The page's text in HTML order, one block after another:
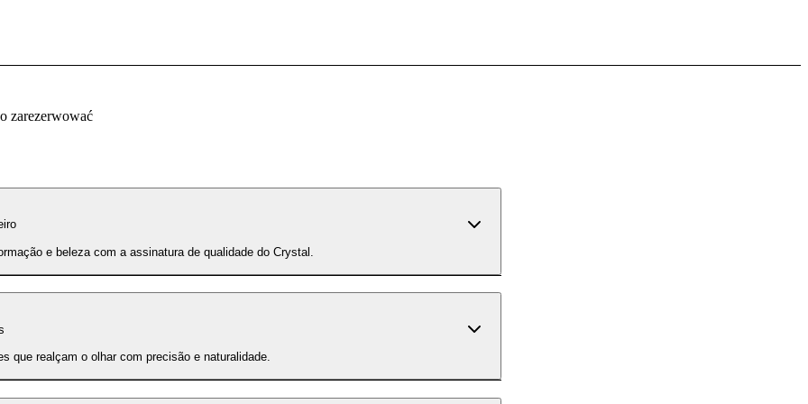
zarezerwować
e beleza com a assinatura de qualidade do Crystal.
que realçam o olhar com precisão e naturalidade.